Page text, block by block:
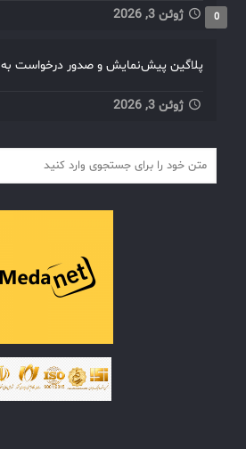
ژوئن 3, 2026 0
پلاگین پیش‌نمایش و صدور درخواست به PDF
ژوئن 3, 2026